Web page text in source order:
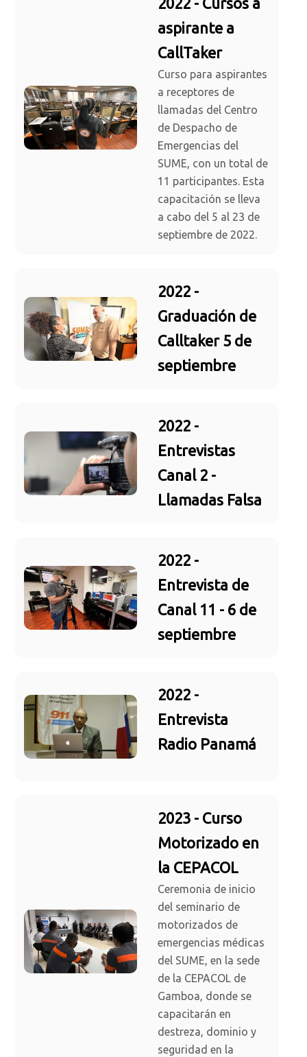
aspirante a
CallTaker
Curso para aspirantes
a receptores de
llamadas del Centro
de Despacho de
Emergencias del
SUME, con un total de
11 participantes. Esta
capacitación se lleva
a cabo del 5 al 23 de
septiembre de 2022.
2022 -
Graduación de
Calltaker 5 de
septiembre
2022 -
Entrevistas
Canal 2 -
Llamadas Falsa
2022 -
Entrevista de
Canal 11 - 6 de
septiembre
2022 -
Entrevista
Radio Panamá
2023 - Curso
Motorizado en
la CEPACOL
Ceremonia de inicio
del seminario de
motorizados de
emergencias médicas
del SUME, en la sede
de la CEPACOL de
Gamboa, donde se
capacitarán en
destreza, dominio y
seguridad en la